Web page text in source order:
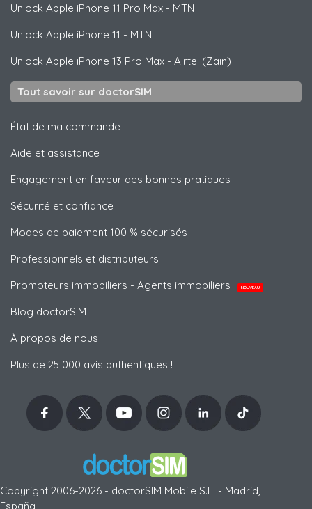
Unlock Apple iPhone 11 Pro Max - MTN
Unlock Apple iPhone 11 - MTN
Unlock Apple iPhone 13 Pro Max - Airtel (Zain)
Tout savoir sur doctorSIM
État de ma commande
Aide et assistance
Engagement en faveur des bonnes pratiques
Sécurité et confiance
Modes de paiement 100 % sécurisés
Professionnels et distributeurs
Promoteurs immobiliers - Agents immobiliers
NOUVEAU
Blog doctorSIM
À propos de nous
Plus de 25 000 avis authentiques !
Copyright 2006-2026 - doctorSIM Mobile S.L. - Madrid,
España